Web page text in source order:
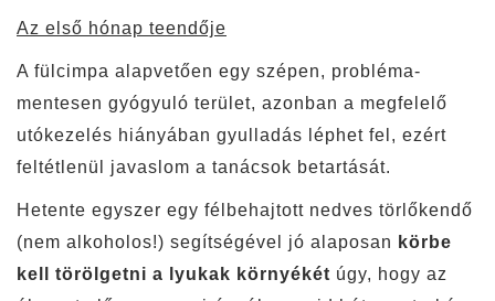
Az első hónap teendője
A fülcimpa alapvetően egy szépen, probléma-
mentesen gyógyuló terület, azonban a megfelelő
utókezelés hiányában gyulladás léphet fel, ezért
feltétlenül javaslom a tanácsok betartását.
Hetente egyszer egy félbehajtott nedves törlőkendő
(nem alkoholos!) segítségével jó alaposan körbe
kell törölgetni a lyukak környékét úgy, hogy az